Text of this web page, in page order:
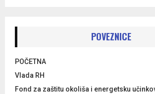
POVEZNICE
POČETNA
Vlada RH
Fond za zaštitu okoliša i energetsku